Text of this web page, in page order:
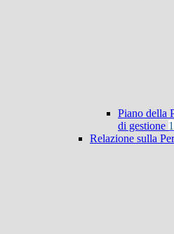
Piano della
di gestione 1
Relazione sulla